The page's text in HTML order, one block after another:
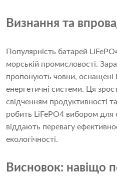
Визнання та
Популярність батарей
морській промисловості.
пропонують човни, оснащені
енергетичні системи. Ця
свідченням продуктивності
робить LiFePO4 вибором для
віддають перевагу
екологічності.
Висновок: навіщо